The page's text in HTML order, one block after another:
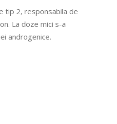
tip 2, responsabila de
La doze mici s-a
androgenice.